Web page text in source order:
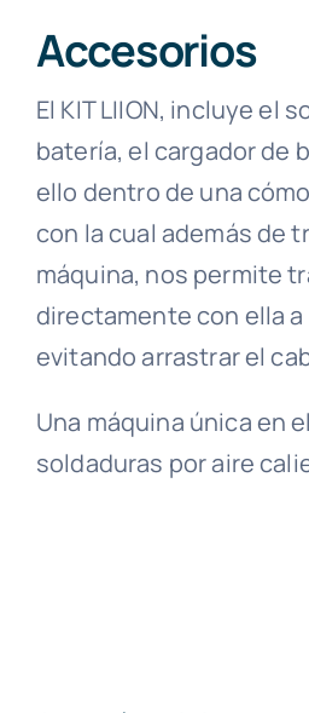
Accesorios
El KIT LIION, incluye el
batería, el cargador de
ello dentro de una
con la cual además de
máquina, nos permite
directamente con ella a
evitando arrastrar el
Una máquina única en
soldaduras por aire